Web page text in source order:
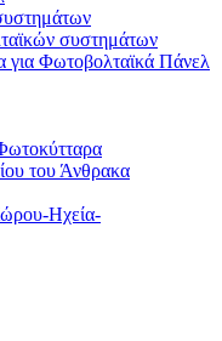
συστημάτων
για Φωτοβολταϊκά Πάνελ
του Άνθρακα
Ηχεία-